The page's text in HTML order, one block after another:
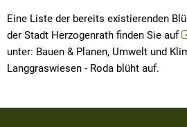
Eine Liste der bereits existierenden
der Stadt Herzogenrath finden Sie auf
unter: Bauen & Planen, Umwelt und
Langgraswiesen - Roda blüht auf.